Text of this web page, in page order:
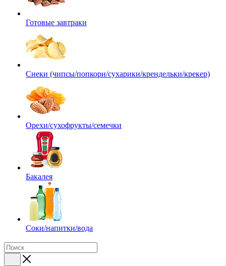
Готовые завтраки
Снеки (чипсы/попкорн/сухарики/крендельки/крекер)
Орехи/сухофрукты/семечки
Бакалея
Соки/напитки/вода